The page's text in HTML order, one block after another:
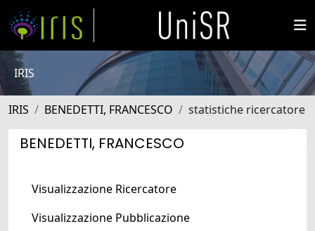
IRIS
IRIS BENEDETTI, FRANCESCO statistiche ricercatore
BENEDETTI, FRANCESCO
Visualizzazione Ricercatore
Visualizzazione Pubblicazione